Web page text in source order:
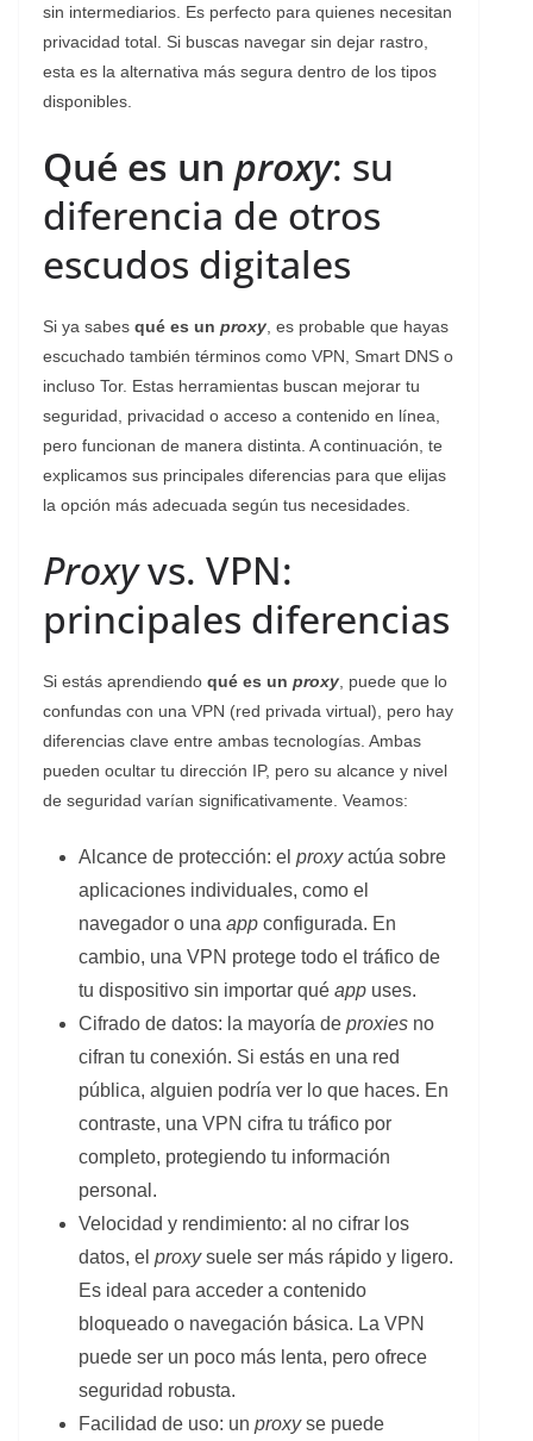
sin intermediarios. Es perfecto para quienes necesitan
privacidad total. Si buscas navegar sin dejar rastro,
esta es la alternativa más segura dentro de los tipos
disponibles.
Qué es un proxy: su
diferencia de otros
escudos digitales
Si ya sabes qué es un proxy , es probable que hayas
escuchado también términos como VPN, Smart DNS o
incluso Tor. Estas herramientas buscan mejorar tu
seguridad, privacidad o acceso a contenido en línea,
pero funcionan de manera distinta. A continuación, te
explicamos sus principales diferencias para que elijas
la opción más adecuada según tus necesidades.
Proxyvs. VPN:
principales diferencias
Si estás aprendiendo qué es un proxy , puede que lo
confundas con una VPN (red privada virtual), pero hay
diferencias clave entre ambas tecnologías. Ambas
pueden ocultar tu dirección IP, pero su alcance y nivel
de seguridad varían significativamente. Veamos:
Alcance de protección: el proxyactúa sobre
aplicaciones individuales, como el
navegador o una app configurada. En
cambio, una VPN protege todo el tráfico de
tu dispositivo sin importar qué app uses.
Cifrado de datos: la mayoría de proxies no
cifran tu conexión. Si estás en una red
pública, alguien podría ver lo que haces. En
contraste, una VPN cifra tu tráfico por
completo, protegiendo tu información
personal.
Velocidad y rendimiento: al no cifrar los
datos, el proxysuele ser más rápido y ligero.
Es ideal para acceder a contenido
bloqueado o navegación básica. La VPN
puede ser un poco más lenta, pero ofrece
seguridad robusta.
Facilidad de uso: un proxyse puede